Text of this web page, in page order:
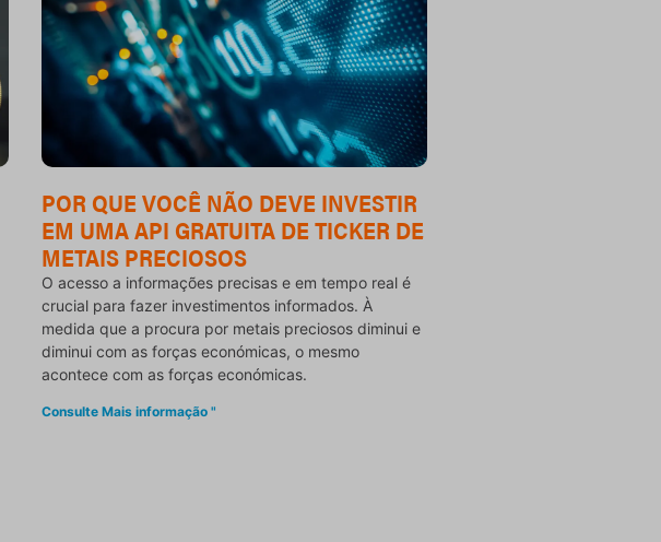
POR QUE VOCÊ NÃO DEVE INVESTIR
EM UMA API GRATUITA DE TICKER DE
METAIS PRECIOSOS
O acesso a informações precisas e em tempo real é
crucial para fazer investimentos informados. À
medida que a procura por metais preciosos diminui e
diminui com as forças económicas, o mesmo
acontece com as forças económicas.
Consulte Mais informação "